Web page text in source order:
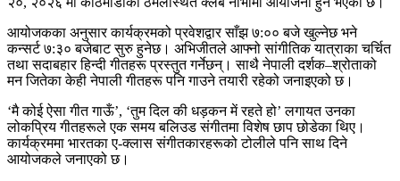
आयोजकका अनुसार कार्यक्रमको प्रवेशद्वार साँझ ७:०० बजे खुल्नेछ भने
कन्सर्ट ७:३० बजेबाट सुरु हुनेछ। अभिजीतले आफ्नो सांगीतिक यात्राका चर्चित
तथा सदाबहार हिन्दी गीतहरू प्रस्तुत गर्नेछन्। साथै नेपाली दर्शक–श्रोताको
मन जितेका केही नेपाली गीतहरू पनि गाउने तयारी रहेको जनाइएको छ।
‘मै कोई ऐसा गीत गाऊँ’, ‘तुम दिल की धड़कन में रहते हो’ लगायत उनका
लोकप्रिय गीतहरूले एक समय बलिउड संगीतमा विशेष छाप छोडेका थिए।
कार्यक्रममा भारतका ए-क्लास संगीतकारहरूको टोलीले पनि साथ दिने
आयोजकले जनाएको छ।